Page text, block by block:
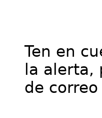
Ten en
la alerta,
de